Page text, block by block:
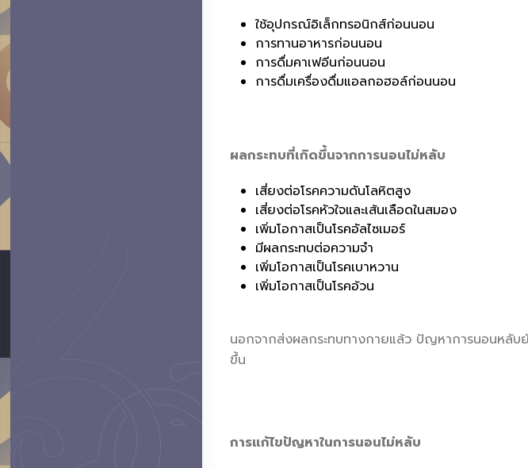
ใช้อุปกรณ์อิเล็กทรอนิกส์ก่อนนอน
การทานอาหารก่อนนอน
การดื่มคาเฟอีนก่อนนอน
การดื่มเครื่องดื่มแอลกอฮอล์ก่อนนอน
ผลกระทบที่เกิดขึ้นจากการนอนไม่หลับ
เสี่ยงต่อโรคความดันโลหิตสูง
เสี่ยงต่อโรคหัวใจและเส้นเลือดในสมอง
เพิ่มโอกาสเป็นโรคอัลไซเมอร์
มีผลกระทบต่อความจำ
เพิ่มโอกาสเป็นโรคเบาหวาน
เพิ่มโอกาสเป็นโรคอ้วน
นอกจากส่งผลกระทบทางกายแล้ว ปัญหาการนอนหลับยั
ขึ้น
การแก้ไขปัญหาในการนอนไม่หลับ